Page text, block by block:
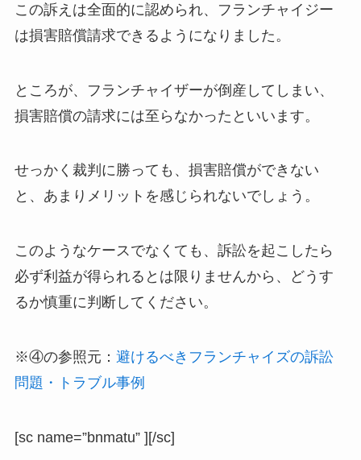
この訴えは全面的に認められ、フランチャイジー
は損害賠償請求できるようになりました。
ところが、フランチャイザーが倒産してしまい、
損害賠償の請求には至らなかったといいます。
せっかく裁判に勝っても、損害賠償ができない
と、あまりメリットを感じられないでしょう。
このようなケースでなくても、訴訟を起こしたら
必ず利益が得られるとは限りませんから、どうす
るか慎重に判断してください。
※④の参照元： 避けるべきフランチャイズの訴訟
問題・トラブル事例
[sc name=”bnmatu” ][/sc]